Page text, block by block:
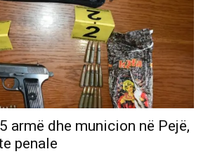
armë dhe municion në Pejë,
penale